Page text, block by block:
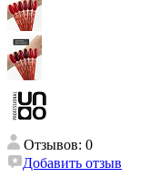
Отзывов: 0
Добавить отзыв